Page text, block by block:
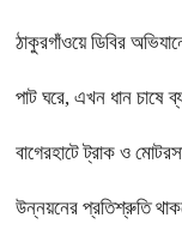
ঠাকুরগাঁওয়ে ডিবির
পাট ঘরে, এখন ধান চাষে
বাগেরহাটে ট্রাক ও
উন্নয়নের প্রতিশ্রুতি